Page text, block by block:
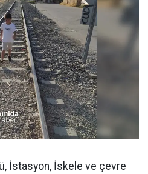
İstasyon, İskele ve çevre